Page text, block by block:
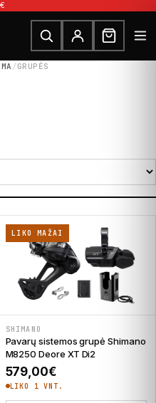
/GRUPĖS
is: 822,00€.
LIKO MAŽAI
SHIMANO
Pavarų sistemos grupė Shimano
M8250 Deore XT Di2
579,00€
LIKO 1 VNT.